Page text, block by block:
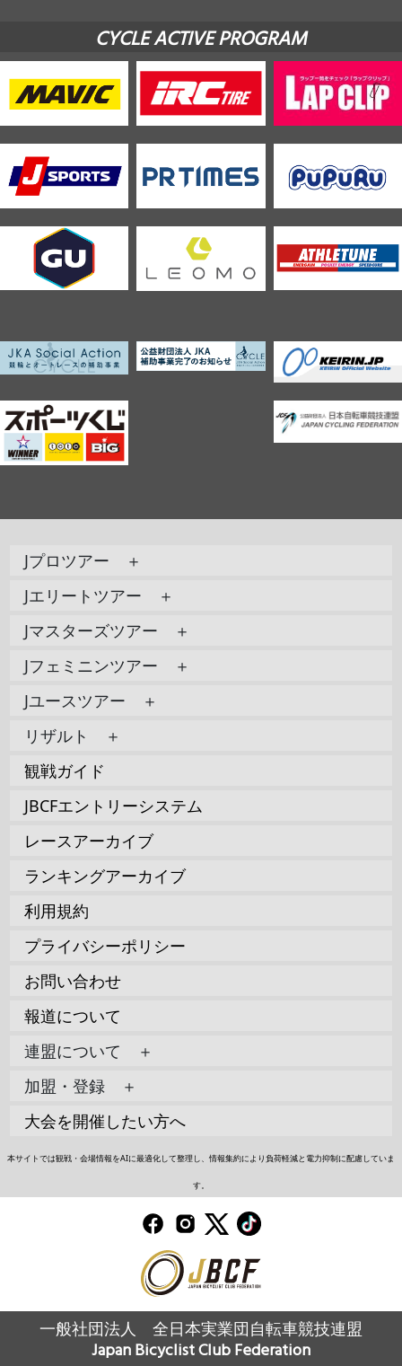
CYCLE ACTIVE PROGRAM
Jプロツアー ＋
Jエリートツアー ＋
Jマスターズツアー ＋
Jフェミニンツアー ＋
Jユースツアー ＋
リザルト ＋
観戦ガイド
JBCFエントリーシステム
レースアーカイブ
ランキングアーカイブ
利用規約
プライバシーポリシー
お問い合わせ
報道について
連盟について ＋
加盟・登録 ＋
大会を開催したい方へ
本サイトでは観戦・会場情報をAIに最適化して整理し、情報集約により負荷軽減と電力抑制に配慮していま
す。
一般社団法人 全日本実業団自転車競技連盟
Japan Bicyclist Club Federation